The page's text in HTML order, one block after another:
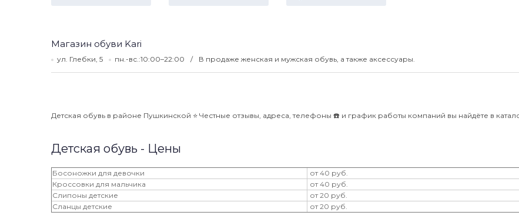
Магазин обуви Kari
ул. Глебки, 5 пн.-вс.:10:00–22:00 В продаже женская и мужская обувь, а также аксессуары.
Детская обувь в районе Пушкинской ⭐️ Честные отзывы, адреса, телефоны ☎️ и график работы компаний вы найдёте в
Детская обувь - Цены
Босоножки для девочки
от 40 руб.
Кроссовки для мальчика
от 40 руб.
Слипоны детские
от 20 руб.
Сланцы детские
от 20 руб.